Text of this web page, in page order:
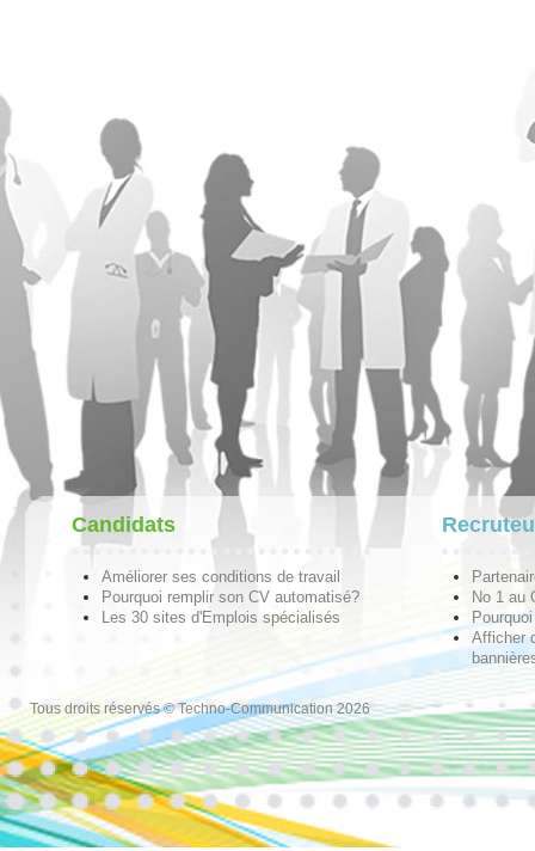
Candidats
Améliorer ses conditions de travail
Pourquoi remplir son CV automatisé?
Les 30 sites d'Emplois spécialisés
No 1 au
Afficher
Tous droits réservés © Techno-Communication 2026